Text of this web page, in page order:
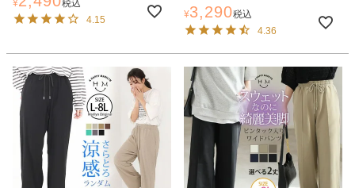
¥
税込
4.15
¥3,290税込
4.36